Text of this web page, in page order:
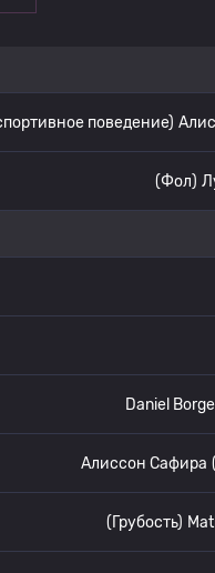
поведение)
(Фол)
Daniel
Алиссон Сафира
(Грубость)